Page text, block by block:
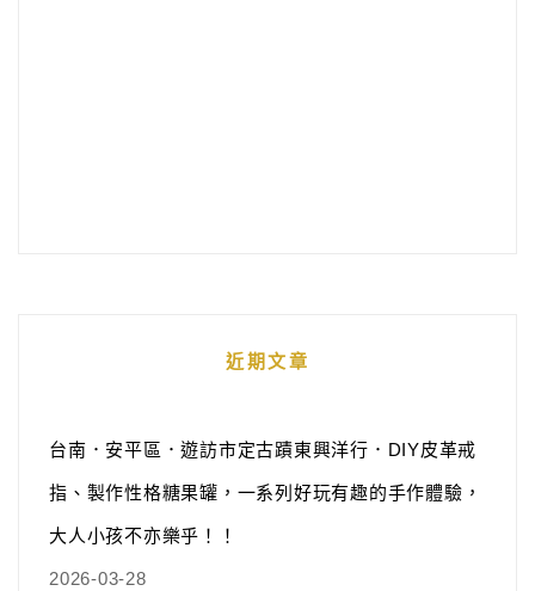
近期文章
台南．安平區．遊訪市定古蹟東興洋行．DIY皮革戒
指、製作性格糖果罐，一系列好玩有趣的手作體驗，
大人小孩不亦樂乎！！
2026-03-28